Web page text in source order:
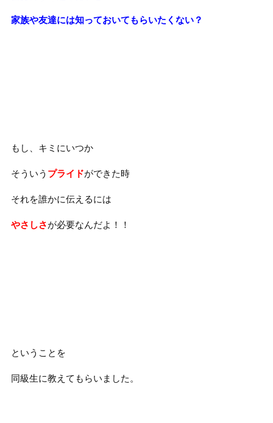
家族や友達には知っておいてもらいたくない？
もし、キミにいつか
そういう プライドができた時
それを誰かに伝えるには
やさしさが必要なんだよ！！
ということを
同級生に教えてもらいました。